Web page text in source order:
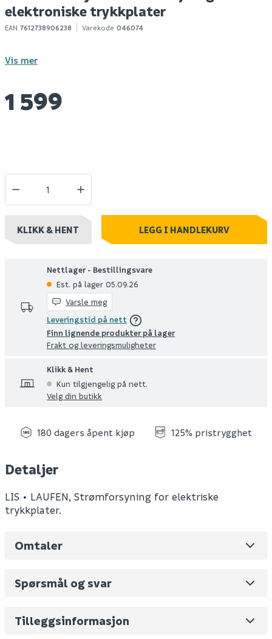
elektroniske trykkplater
EAN 7612738906238 Varekode 046074
Vis mer
1 599
KLIKK & HENT LEGG I HANDLEKURV
Nettlager - Bestillingsvare
Est. på lager 05.09.26
Varsle meg
Leveringstid på nett
Finn lignende produkter på lager
Frakt og leveringsmuligheter
Klikk & Hent
Kun tilgjengelig på nett.
Velg din butikk
180 dagers åpent kjøp 125% pristrygghet
Detaljer
LIS • LAUFEN, Strømforsyning for elektriske
trykkplater.
Omtaler
Spørsmål og svar
Tilleggsinformasjon
Leverandørens varenummer H8986600000001
Volum 3.85 (dm3 per salgsforpakning)